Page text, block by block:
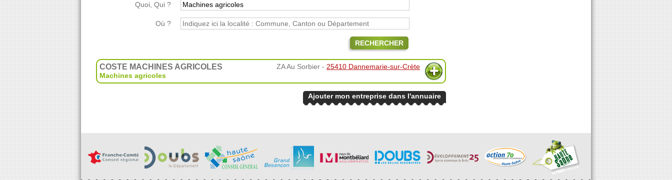
Quoi, Qui ?
Où ?
RECHERCHER
COSTE MACHINES AGRICOLES ZA Au Sorbier - 25410 Dannemarie-sur-Crète
Machines agricoles
Ajouter mon entreprise dans l'annuaire